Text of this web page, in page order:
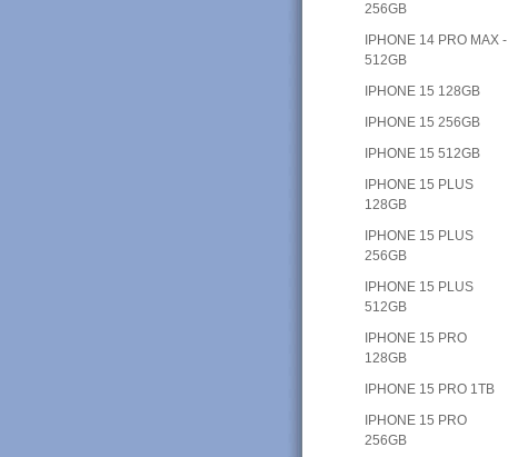
256GB
IPHONE 14 PRO MAX -
512GB
IPHONE 15 128GB
IPHONE 15 256GB
IPHONE 15 512GB
IPHONE 15 PLUS
128GB
IPHONE 15 PLUS
256GB
IPHONE 15 PLUS
512GB
IPHONE 15 PRO
128GB
IPHONE 15 PRO 1TB
IPHONE 15 PRO
256GB